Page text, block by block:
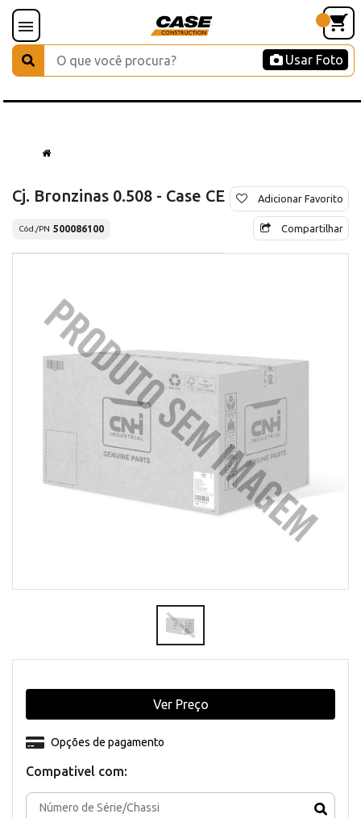
Usar Foto
Cj. Bronzinas 0.508 - Case CE
Cód./PN 500086100
Adicionar Favorito
Compartilhar
Compativel com:
Opções de pagamento
Ver Preço